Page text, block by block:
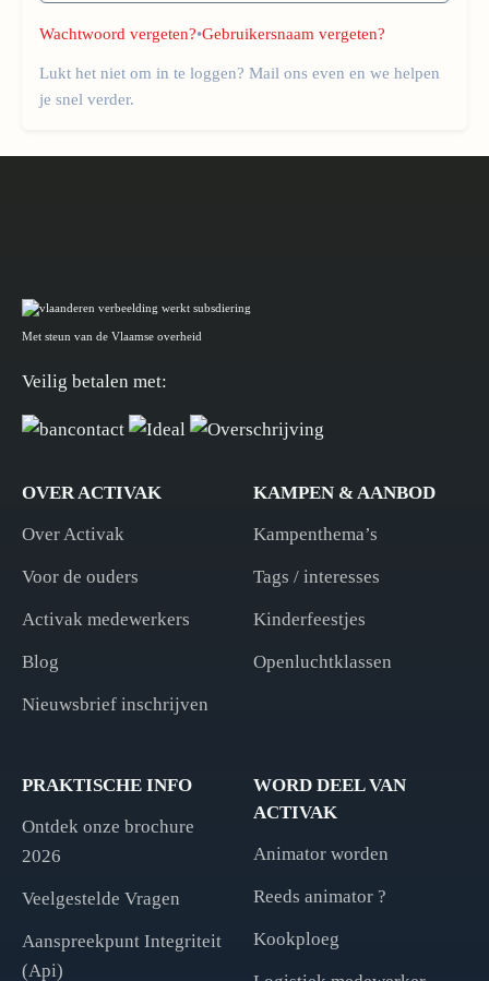
Wachtwoord vergeten?•Gebruikersnaam vergeten?
Lukt het niet om in te loggen? Mail ons even en we helpen
je snel verder.
Met steun van de Vlaamse overheid
Veilig betalen met:
OVER ACTIVAK
Over Activak
Voor de ouders
Activak medewerkers
Blog
Nieuwsbrief inschrijven
KAMPEN & AANBOD
Kampenthema’s
Tags / interesses
Kinderfeestjes
Openluchtklassen
PRAKTISCHE INFO
Ontdek onze brochure
2026
Veelgestelde Vragen
Aanspreekpunt Integriteit
(Api)
WORD DEEL VAN
ACTIVAK
Animator worden
Reeds animator ?
Kookploeg